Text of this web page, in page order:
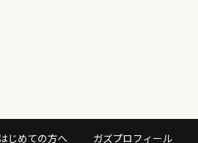
じめての方へ ガズプロフィール